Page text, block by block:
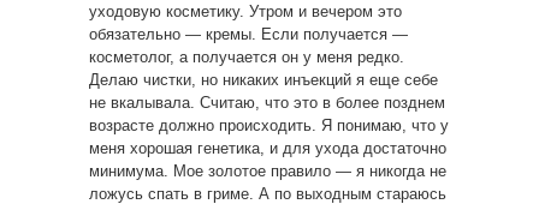
уходовую косметику. Утром и вечером это
обязательно — кремы. Если получается —
косметолог, а получается он у меня редко.
Делаю чистки, но никаких инъекций я еще себе
не вкалывала. Считаю, что это в более позднем
возрасте должно происходить. Я понимаю, что у
меня хорошая генетика, и для ухода достаточно
минимума. Мое золотое правило — я никогда не
ложусь спать в гриме. А по выходным стараюсь